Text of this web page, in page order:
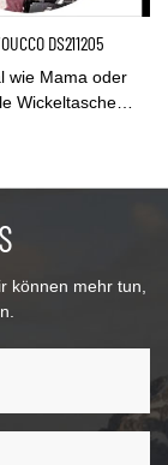
DS211205
wie Mama oder
Wickeltasche
Tragetasche
können mehr tun,